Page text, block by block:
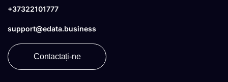
+37322101777
support@edata.business
Contactați-ne